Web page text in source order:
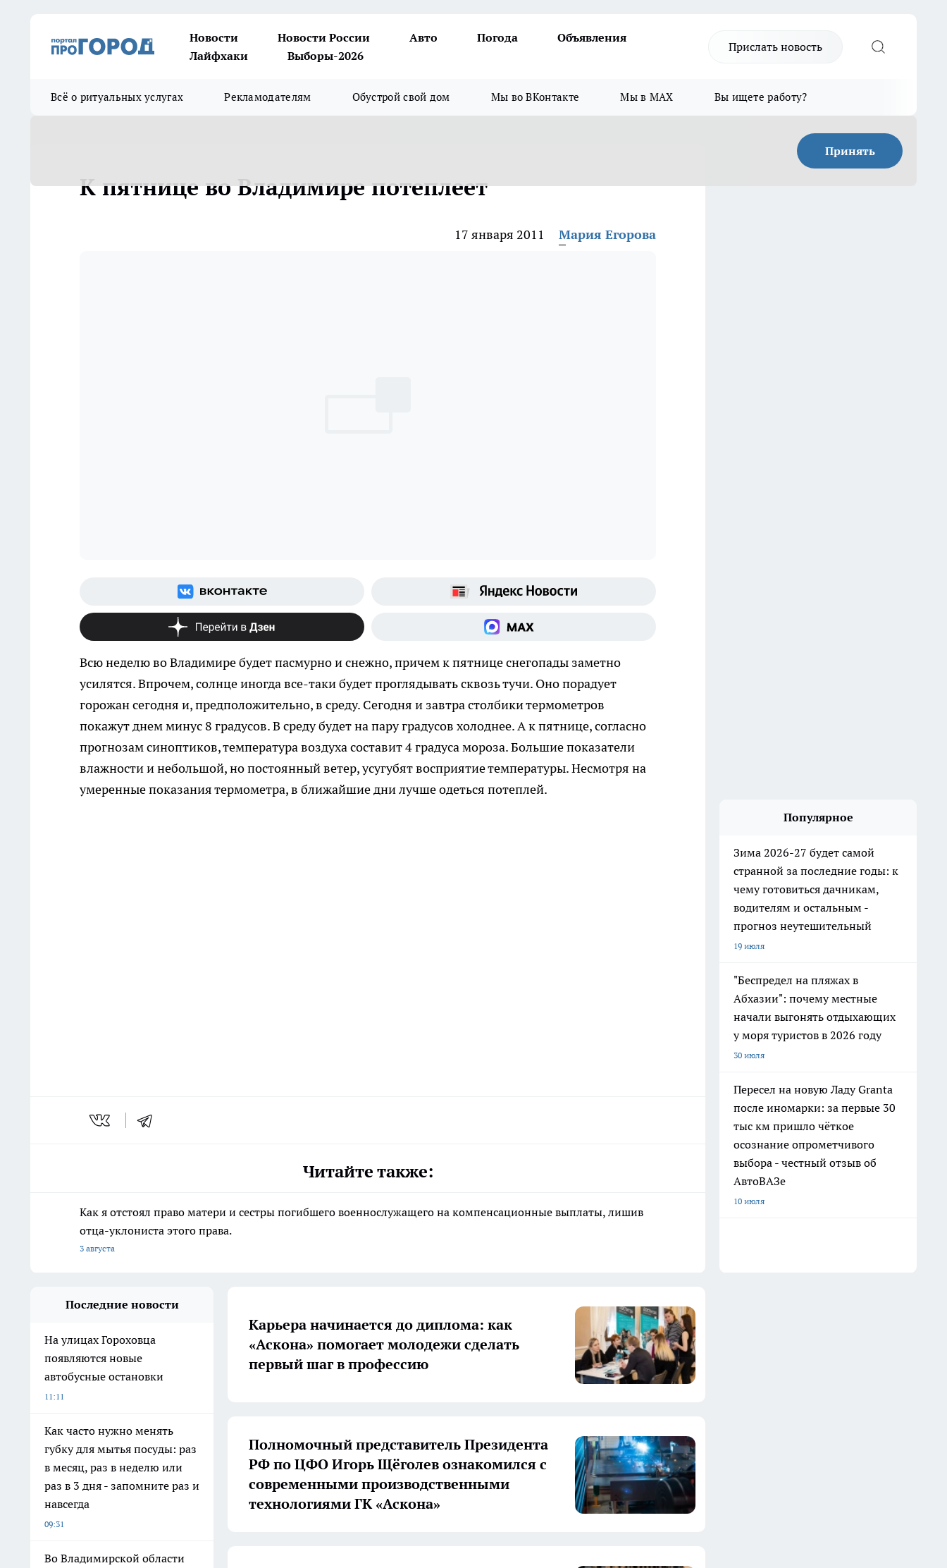
Новости Новости России Авто Погода
Объявления
Лайфхаки
Выборы-2026
Прислать новость
Всё о ритуальных услугах Рекламодателям Обустрой свой дом Мы во ВКонтакте Мы в MAX Вы ищете работу?
Принять
К пятнице во Владимире потеплеет
17 января 2011 Мария Егорова
Всю неделю во Владимире будет пасмурно и снежно, причем к пятнице снегопады заметно
усилятся. Впрочем, солнце иногда все-таки будет проглядывать сквозь тучи. Оно порадует
горожан сегодня и, предположительно, в среду. Сегодня и завтра столбики термометров
покажут днем минус 8 градусов. В среду будет на пару градусов холоднее. А к пятнице, согласно
прогнозам синоптиков, температура воздуха составит 4 градуса мороза. Большие показатели
влажности и небольшой, но постоянный ветер, усугубят восприятие температуры. Несмотря на
умеренные показания термометра, в ближайшие дни лучше одеться потеплей.
Читайте также:
Как я отстоял право матери и сестры погибшего военнослужащего на компенсационные выплаты, лишив
отца-уклониста этого права.
3 августа
Популярное
Зима 2026-27 будет самой
странной за последние годы: к
чему готовиться дачникам,
водителям и остальным -
прогноз неутешительный
19 июля
"Беспредел на пляжах в
Абхазии": почему местные
начали выгонять отдыхающих
у моря туристов в 2026 году
30 июля
Пересел на новую Ладу Granta
после иномарки: за первые 30
тыс км пришло чёткое
осознание опрометчивого
выбора - честный отзыв об
АвтоВАЗе
10 июля
Последние новости
На улицах Гороховца
появляются новые
автобусные остановки
11:11
Как часто нужно менять
губку для мытья посуды: раз
в месяц, раз в неделю или
раз в 3 дня - запомните раз и
навсегда
09:31
Во Владимирской области
Карьера начинается до диплома: как
«Аскона» помогает молодежи сделать
первый шаг в профессию
Полномочный представитель Президента
РФ по ЦФО Игорь Щёголев ознакомился с
современными производственными
технологиями ГК «Аскона»